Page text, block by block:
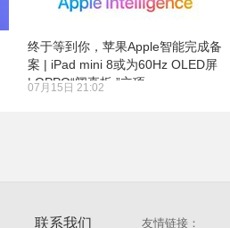
终于等到你，苹果Apple智能完成备
案 | iPad mini 8或为60Hz OLED屏
| OPPO“阔直板 ”立项
07月15日 21:02
联系我们 友情链接：